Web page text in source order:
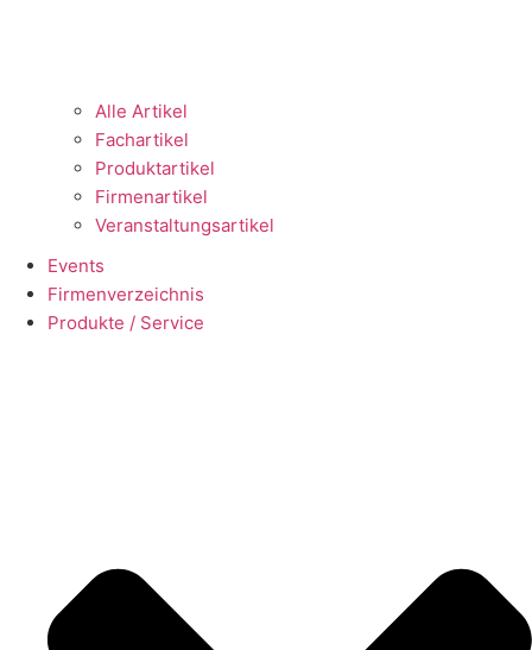
Alle Artikel
Fachartikel
Produktartikel
Firmenartikel
Veranstaltungsartikel
Events
Firmenverzeichnis
Produkte / Service